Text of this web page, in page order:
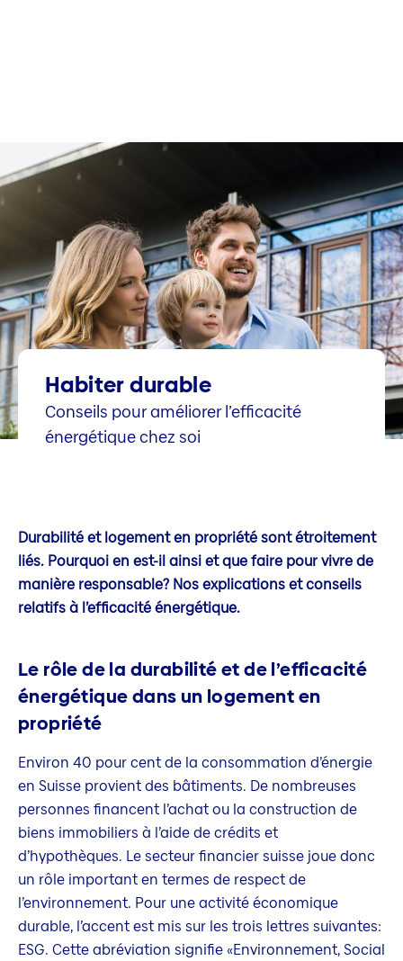
Habiter durable
Conseils pour améliorer l’efficacité
énergétique chez soi
Durabilité et logement en propriété sont étroitement
liés. Pourquoi en est-il ainsi et que faire pour vivre de
manière responsable? Nos explications et conseils
relatifs à l’efficacité énergétique.
Le rôle de la durabilité et de l’efficacité
énergétique dans un logement en
propriété
Environ 40 pour cent de la consommation d’énergie
en Suisse provient des bâtiments. De nombreuses
personnes financent l’achat ou la construction de
biens immobiliers à l’aide de crédits et
d’hypothèques. Le secteur financier suisse joue donc
un rôle important en termes de respect de
l’environnement. Pour une activité économique
durable, l’accent est mis sur les trois lettres suivantes:
ESG. Cette abréviation signifie «Environnement, Social